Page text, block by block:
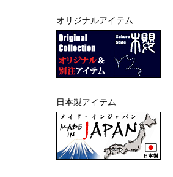
オリジナルアイテム
日本製アイテム